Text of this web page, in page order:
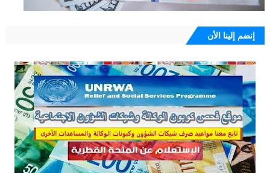
إنضم إلينا الأن